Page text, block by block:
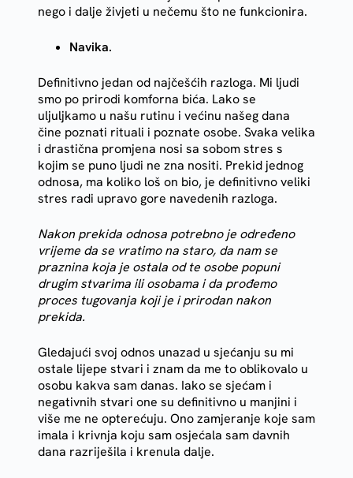
nego i dalje živjeti u nečemu što ne funkcionira.
Navika.
Definitivno jedan od najčešćih razloga. Mi ljudi
smo po prirodi komforna bića. Lako se
uljuljkamo u našu rutinu i većinu našeg dana
čine poznati rituali i poznate osobe. Svaka velika
i drastična promjena nosi sa sobom stres s
kojim se puno ljudi ne zna nositi. Prekid jednog
odnosa, ma koliko loš on bio, je definitivno veliki
stres radi upravo gore navedenih razloga.
Nakon prekida odnosa potrebno je određeno
vrijeme da se vratimo na staro, da nam se
praznina koja je ostala od te osobe popuni
drugim stvarima ili osobama i da prođemo
proces tugovanja koji je i prirodan nakon
prekida.
Gledajući svoj odnos unazad u sjećanju su mi
ostale lijepe stvari i znam da me to oblikovalo u
osobu kakva sam danas. Iako se sjećam i
negativnih stvari one su definitivno u manjini i
više me ne opterećuju. Ono zamjeranje koje sam
imala i krivnja koju sam osjećala sam davnih
dana razriješila i krenula dalje.